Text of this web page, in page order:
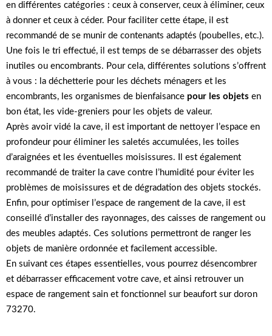
en différentes catégories : ceux à conserver, ceux à éliminer, ceux
à donner et ceux à céder. Pour faciliter cette étape, il est
recommandé de se munir de contenants adaptés (poubelles, etc.).
Une fois le tri effectué, il est temps de se débarrasser des objets
inutiles ou encombrants. Pour cela, différentes solutions s’offrent
à vous : la déchetterie pour les déchets ménagers et les
encombrants, les organismes de bienfaisance pour les objets en
bon état, les vide-greniers pour les objets de valeur.
Après avoir vidé la cave, il est important de nettoyer l’espace en
profondeur pour éliminer les saletés accumulées, les toiles
d’araignées et les éventuelles moisissures. Il est également
recommandé de traiter la cave contre l’humidité pour éviter les
problèmes de moisissures et de dégradation des objets stockés.
Enfin, pour optimiser l’espace de rangement de la cave, il est
conseillé d’installer des rayonnages, des caisses de rangement ou
des meubles adaptés. Ces solutions permettront de ranger les
objets de manière ordonnée et facilement accessible.
En suivant ces étapes essentielles, vous pourrez désencombrer
et débarrasser efficacement votre cave, et ainsi retrouver un
espace de rangement sain et fonctionnel sur beaufort sur doron
73270.